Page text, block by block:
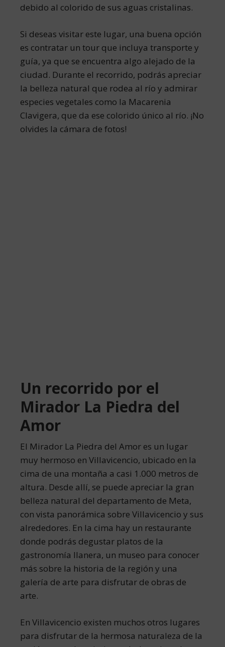
debido al colorido de sus aguas cristalinas.
Si deseas visitar este lugar, una buena opción
es contratar un tour que incluya transporte y
guía, ya que se encuentra algo alejado de la
ciudad. Durante el recorrido, podrás apreciar
la belleza natural que rodea al río y admirar
especies vegetales como la Macarenia
Clavigera, que da ese colorido único al río. ¡No
olvides la cámara de fotos!
Un recorrido por el
Mirador La Piedra del
Amor
El Mirador La Piedra del Amor es un lugar
muy hermoso en Villavicencio, ubicado en la
cima de una montaña a casi 1.000 metros de
altura. Desde allí, se puede apreciar la gran
belleza natural del departamento de Meta,
con vista panorámica sobre Villavicencio y sus
alrededores. En la cima hay un restaurante
donde podrás degustar platos de la
gastronomía llanera, un museo para conocer
más sobre la historia de la región y una
galería de arte para disfrutar de obras de
arte.
En Villavicencio existen muchos otros lugares
para disfrutar de la hermosa naturaleza de la